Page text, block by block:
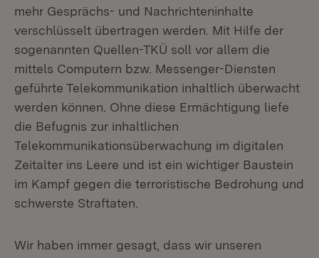
mehr Gesprächs- und Nachrichteninhalte
verschlüsselt übertragen werden. Mit Hilfe der
sogenannten Quellen-TKÜ soll vor allem die
mittels Computern bzw. Messenger-Diensten
geführte Telekommunikation inhaltlich überwacht
werden können. Ohne diese Ermächtigung liefe
die Befugnis zur inhaltlichen
Telekommunikationsüberwachung im digitalen
Zeitalter ins Leere und ist ein wichtiger Baustein
im Kampf gegen die terroristische Bedrohung und
schwerste Straftaten.
Wir haben immer gesagt, dass wir unseren